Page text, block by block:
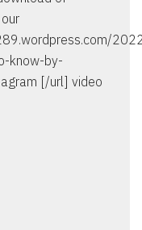
know-by-
[/url] video